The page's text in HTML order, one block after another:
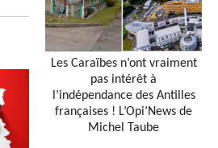
Les Caraïbes n’ont vraiment
pas intérêt à
l’indépendance des Antilles
françaises ! L’Opi’News de
Michel Taube